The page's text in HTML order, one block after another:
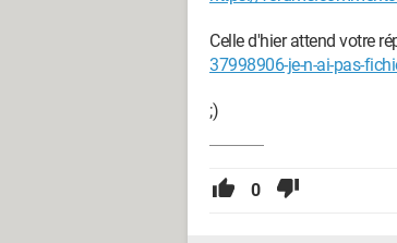
Celle d'hier attend votre
37998906-je-n-ai-pas-
;)
0